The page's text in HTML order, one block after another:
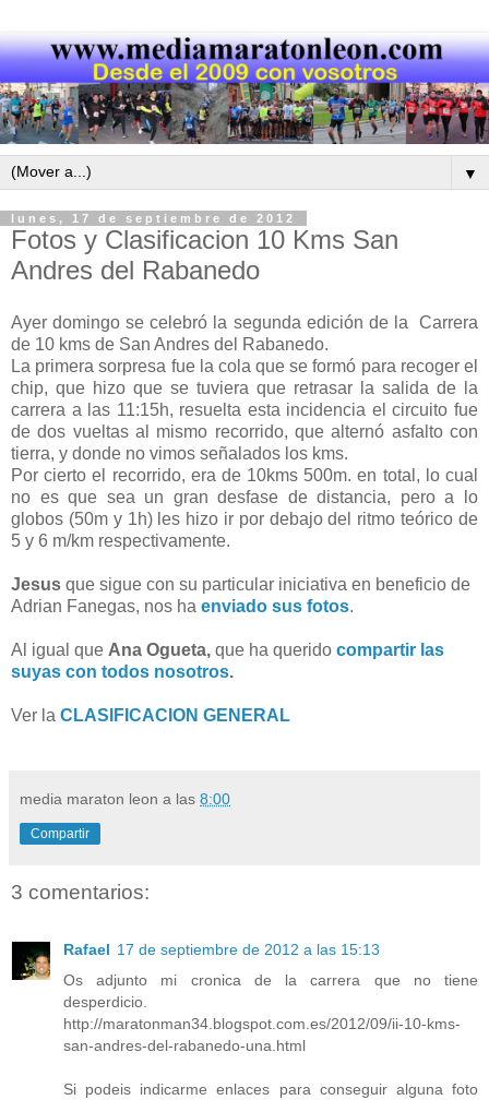
▼
lunes, 17 de septiembre de 2012
Fotos y Clasificacion 10 Kms San
Andres del Rabanedo
Ayer domingo se celebró la segunda edición de la Carrera
de 10 kms de San Andres del Rabanedo.
La primera sorpresa fue la cola que se formó para recoger el
chip, que hizo que se tuviera que retrasar la salida de la
carrera a las 11:15h, resuelta esta incidencia el circuito fue
de dos vueltas al mismo recorrido, que alternó asfalto con
tierra, y donde no vimos señalados los kms.
Por cierto el recorrido, era de 10kms 500m. en total, lo cual
no es que sea un gran desfase de distancia, pero a lo
globos (50m y 1h) les hizo ir por debajo del ritmo teórico de
5 y 6 m/km respectivamente.
Jesus que sigue con su particular iniciativa en beneficio de
Adrian Fanegas, nos ha enviado sus fotos.
Al igual que Ana Ogueta, que ha querido compartir las
suyas con todos nosotros.
Ver la CLASIFICACION GENERAL
media maraton leon a las 8:00
Compartir
3 comentarios:
Rafael 17 de septiembre de 2012 a las 15:13
Os adjunto mi cronica de la carrera que no tiene
desperdicio.
http://maratonman34.blogspot.com.es/2012/09/ii-10-kms-
san-andres-del-rabanedo-una.html
Si podeis indicarme enlaces para conseguir alguna foto